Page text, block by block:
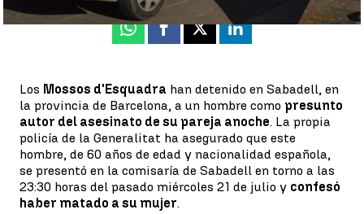
Whatsapp
Facebook
X Linkedin
Los Mossos d'Esquadra han detenido en Sabadell, en
la provincia de Barcelona, a un hombre como presunto
autor del asesinato de su pareja anoche. La propia
policía de la Generalitat ha asegurado que este
hombre, de 60 años de edad y nacionalidad española,
se presentó en la comisaría de Sabadell en torno a las
23:30 horas del pasado miércoles 21 de julio y confesó
haber matado a su mujer.